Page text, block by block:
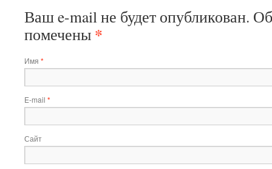
Ваш e-mail не будет опубликован.
помечены *
Имя *
E-mail *
Сайт